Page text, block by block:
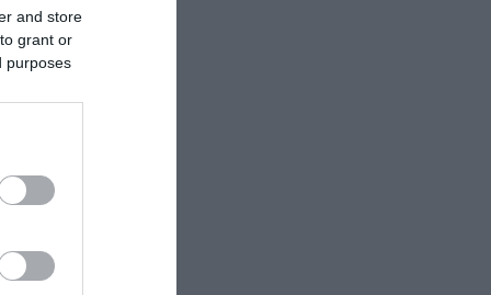
and store
grant or
purposes